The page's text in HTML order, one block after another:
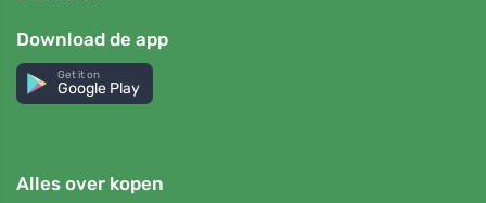
Download de app
Get it on
Google Play
Alles over kopen